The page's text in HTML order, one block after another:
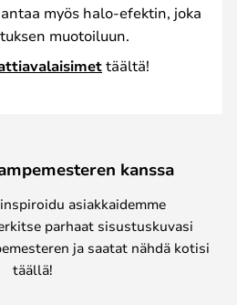
myös halo-efektin, joka
muotoiluun.
täältä!
kanssa
asiakkaidemme
parhaat sisustuskuvasi
ja saatat nähdä kotisi
täällä!